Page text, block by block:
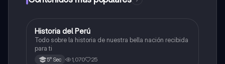
Ciencias Sociales
Historia del Perú
Todo sobre la historia de nuestra bella nación recibida
para ti
5° Sec 1,070 25